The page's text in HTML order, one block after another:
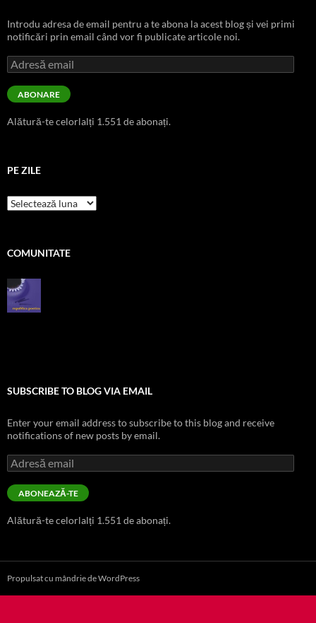
Introdu adresa de email pentru a te abona la acest blog și vei primi
notificări prin email când vor fi publicate articole noi.
Adresă
email
ABONARE
Alătură-te celorlalți 1.551 de abonați.
PE ZILE
pe
zile
COMUNITATE
SUBSCRIBE TO BLOG VIA EMAIL
Enter your email address to subscribe to this blog and receive
notifications of new posts by email.
Adresă
email
ABONEAZĂ-TE
Alătură-te celorlalți 1.551 de abonați.
Propulsat cu mândrie de WordPress